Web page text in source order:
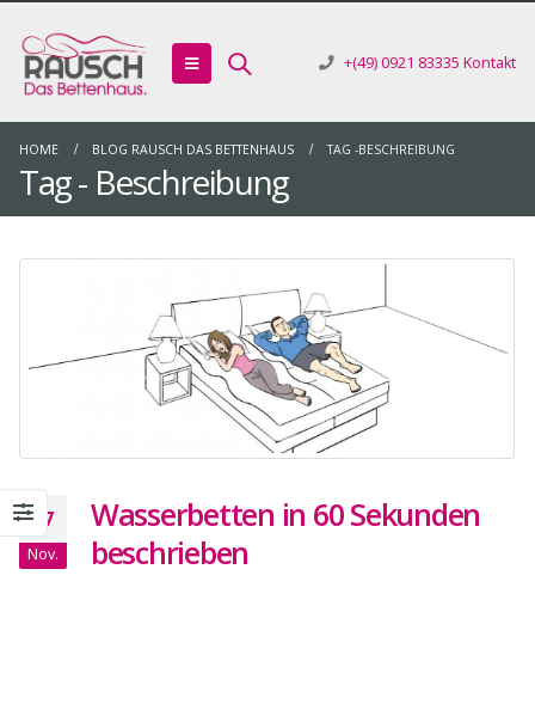
+(49) 0921 83335 Kontakt
HOME BLOG RAUSCH DAS BETTENHAUS TAG -BESCHREIBUNG
Tag - Beschreibung
27
Nov.
Wasserbetten in 60 Sekunden
beschrieben